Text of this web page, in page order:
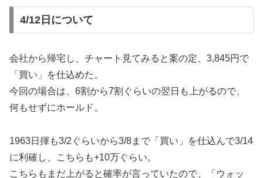
4/12日について
会社から帰宅し、チャート見てみると案の定、3,845円で
「買い」を仕込めた。
今回の場合は、6割から7割ぐらいの翌日も上がるので、
何もせずにホールド。
1963日揮も3/2ぐらいから3/8まで「買い」を仕込んで3/14
に利確し、こちらも+10万ぐらい。
こちらもまだ上がると確率が言っていたので、「ウォッ